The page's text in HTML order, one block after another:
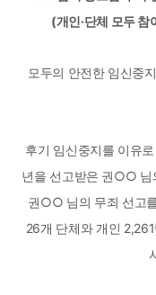
(개인·단체 모두
모두의 안전한 임신중
후기 임신중지를 이유
년을 선고받은 권○○ 님
권○○ 님의 무죄 선고
26개 단체와 개인